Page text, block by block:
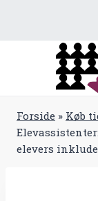
Forside » Køb
elevers